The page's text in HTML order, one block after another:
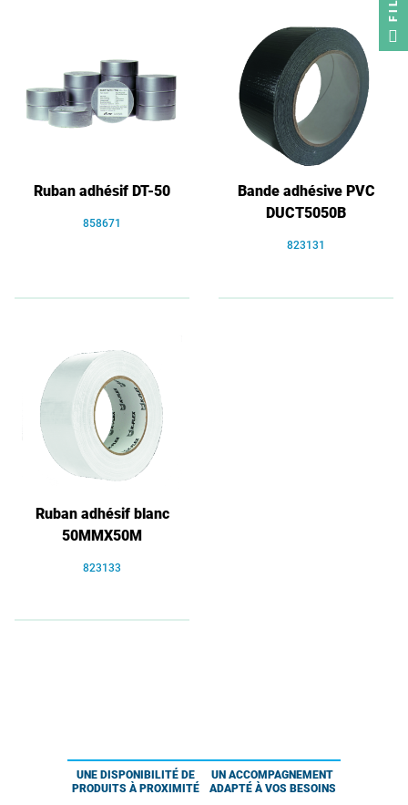
Ruban adhésif DT-50
858671
Bande adhésive PVC
DUCT5050B
823131
Ruban adhésif blanc
50MMX50M
823133
UNE DISPONIBILITÉ DE
PRODUITS À PROXIMITÉ
UN ACCOMPAGNEMENT
ADAPTÉ À VOS BESOINS